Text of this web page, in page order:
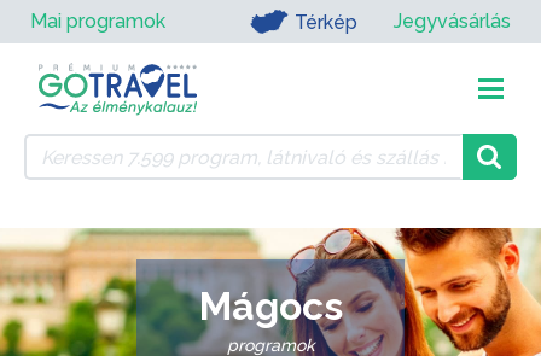
Mai programok Térkép Jegyvásárlás
Mágocs
programok